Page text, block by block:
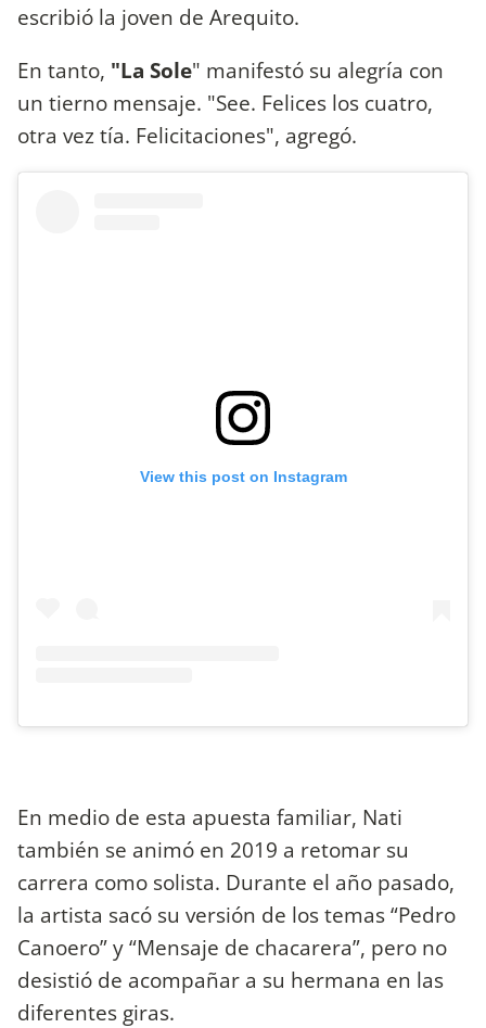
escribió la joven de Arequito.
En tanto, "La Sole" manifestó su alegría con
un tierno mensaje. "See. Felices los cuatro,
otra vez tía. Felicitaciones", agregó.
View this post on Instagram
En medio de esta apuesta familiar, Nati
también se animó en 2019 a retomar su
carrera como solista. Durante el año pasado,
la artista sacó su versión de los temas “Pedro
Canoero” y “Mensaje de chacarera”, pero no
desistió de acompañar a su hermana en las
diferentes giras.